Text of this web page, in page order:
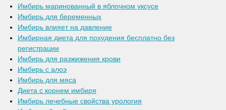
Имбирь маринованный в яблочном уксусе
Имбирь для беременных
Имбирь влияет на давление
Имбирная диета для похудения бесплатно без
регистрации
Имбирь для разжижения крови
Имбирь с алоэ
Имбирь для мяса
Диета с корнем имбиря
Имбирь лечебные свойства урология